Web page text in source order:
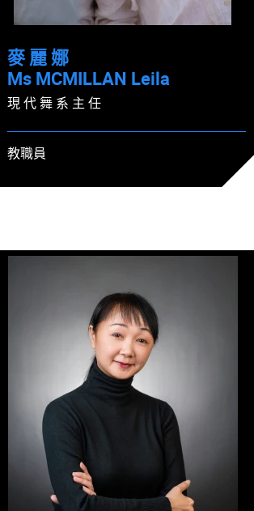
麥 麗 娜
Ms MCMILLAN Leila
現 代 舞 系 主 任
教職員